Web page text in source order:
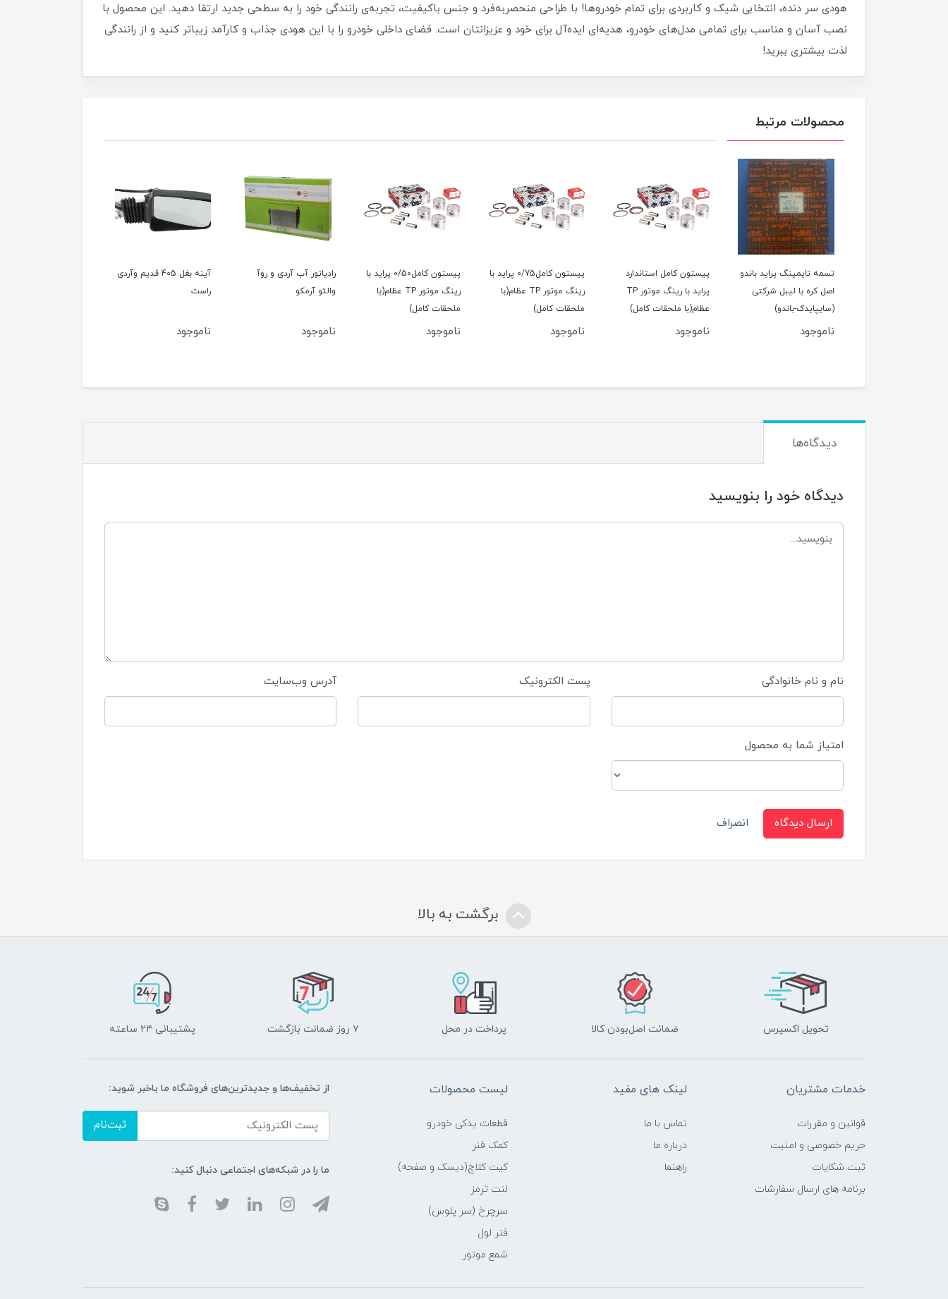
هودی سر دنده، انتخابی شیک و کاربردی برای تمام خودروها! با طراحی منحصربه‌فرد و جنس باکیفیت، تجربه‌ی رانندگی خود را به سطحی جدید ارتقا دهید. این محصول با
نصب آسان و مناسب برای تمامی مدل‌های خودرو، هدیه‌ای ایده‌آل برای خود و عزیزانتان است. فضای داخلی خودرو را با این هودی جذاب و کارآمد زیباتر کنید و از رانندگی
لذت بیشتری ببرید!
محصولات مرتبط
تسمه تایمینگ پراید باندو
اصل کره با لیبل شرکتی
(سایپایدک-باندو)
ناموجود
پیستون کامل استاندارد
پراید با رینگ موتور TP
عظام(با ملحقات کامل)
ناموجود
پیستون کامل0/75 پراید با
رینگ موتور TP عظام(با
ملحقات کامل)
ناموجود
پیستون کامل0/50 پراید با
رینگ موتور TP عظام(با
ملحقات کامل)
ناموجود
رادیاتور آب آردی و روآ
والئو آرمکو
ناموجود
آینه بغل 405 قدیم وآردی
راست
ناموجود
دیدگاه‌ها
دیدگاه خود را بنویسید
نام و نام خانوادگی پست الکترونیک آدرس وب‌سایت
امتیاز شما به محصول
ارسال دیدگاه انصراف
برگشت به بالا
تحویل اکسپرس ضمانت اصل‌بودن کالا پرداخت در محل ۷ روز ضمانت بازگشت پشتیبانی ۲۴ ساعته
خدمات مشتریان
قوانین و مقررات
حریم خصوصی و امنیت
ثبت شکایات
برنامه های ارسال سفارشات
لینک های مفید
تماس با ما
درباره ما
راهنما
لیست محصولات
قطعات یدکی خودرو
کمک فنر
کیت کلاچ(دیسک و صفحه)
لنت ترمز
سرچرخ (سر پلوس)
فنر لول
شمع موتور
از تخفیف‌ها و جدیدترین‌های فروشگاه ما باخبر شوید:
ثبت‌نام
ما را در شبکه‌های اجتماعی دنبال کنید: